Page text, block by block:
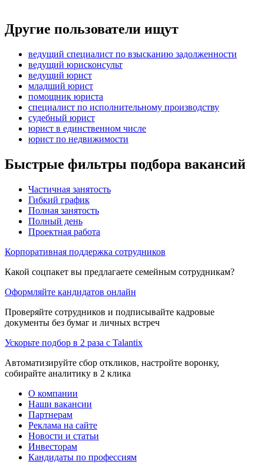
Другие пользователи ищут
ведущий специалист по взысканию задолженности
ведущий юрисконсульт
ведущий юрист
младший юрист
помощник юриста
специалист по исполнительному производству
судебный юрист
юрист в единственном числе
юрист по недвижимости
Быстрые фильтры подбора вакансий
Частичная занятость
Гибкий график
Полная занятость
Полный день
Проектная работа
Корпоративная поддержка сотрудников
Какой соцпакет вы предлагаете семейным сотрудникам?
Оформляйте кандидатов онлайн
Проверяйте сотрудников и подписывайте кадровые
документы без бумаг и личных встреч
Ускорьте подбор в 2 раза с Talantix
Автоматизируйте сбор откликов, настройте воронку,
собирайте аналитику в 2 клика
О компании
Наши вакансии
Партнерам
Реклама на сайте
Новости и статьи
Инвесторам
Кандидаты по профессиям